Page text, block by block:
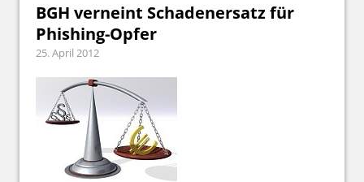
BGH verneint Schadenersatz für
Phishing-Opfer
25. April 2012